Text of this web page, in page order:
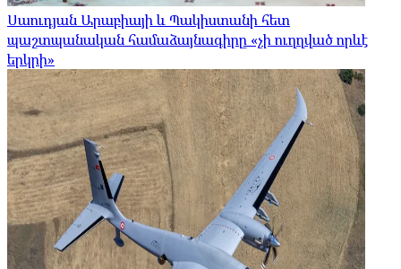
Սաուդյան Արաբիայի և Պակիստանի հետ
պաշտպանական համաձայնագիրը «չի ուղղված որևէ
երկրի»